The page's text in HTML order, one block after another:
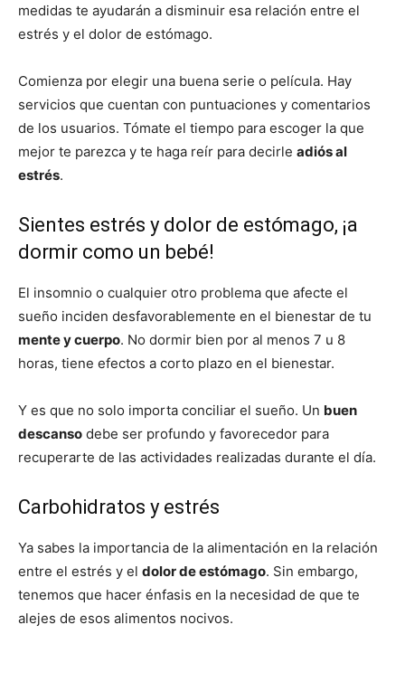
medidas te ayudarán a disminuir esa relación entre el
estrés y el dolor de estómago.
Comienza por elegir una buena serie o película. Hay
servicios que cuentan con puntuaciones y comentarios
de los usuarios. Tómate el tiempo para escoger la que
mejor te parezca y te haga reír para decirle adiós al
estrés.
Sientes estrés y dolor de estómago, ¡a
dormir como un bebé!
El insomnio o cualquier otro problema que afecte el
sueño inciden desfavorablemente en el bienestar de tu
mente y cuerpo. No dormir bien por al menos 7 u 8
horas, tiene efectos a corto plazo en el bienestar.
Y es que no solo importa conciliar el sueño. Un buen
descanso debe ser profundo y favorecedor para
recuperarte de las actividades realizadas durante el día.
Carbohidratos y estrés
Ya sabes la importancia de la alimentación en la relación
entre el estrés y el dolor de estómago. Sin embargo,
tenemos que hacer énfasis en la necesidad de que te
alejes de esos alimentos nocivos.